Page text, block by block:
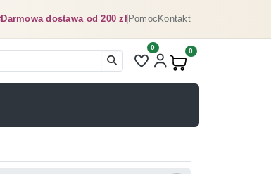
Darmowa dostawa od 200 złPomocKontakt
Liczba pozycji na liście
0
Produkty w koszyku:
0